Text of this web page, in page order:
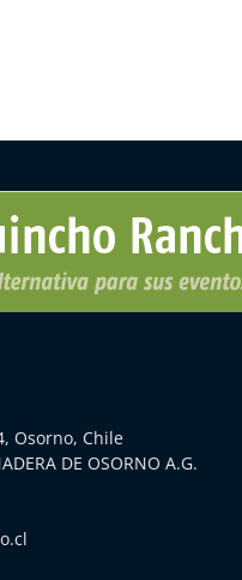
Osorno, Chile
DE OSORNO A.G.